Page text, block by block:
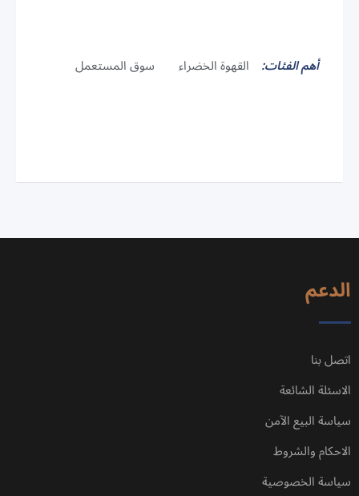
أهم الفئات: القهوة الخضراء سوق المستعمل
الدعم
اتصل بنا
الاسئلة الشائعة
سياسة البيع الآمن
الاحكام والشروط
سياسة الخصوصية